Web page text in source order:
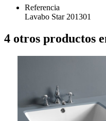
Referencia
Lavabo Star 201301
4 otros productos